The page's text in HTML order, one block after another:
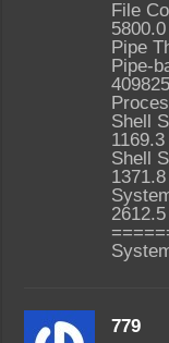
File
Pipe
Pipe-
Shell
1169.3
Shell
1371.8
2612.5
779